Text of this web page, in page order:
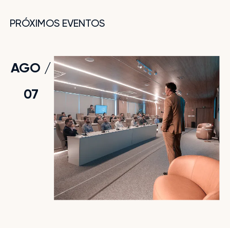
PRÓXIMOS EVENTOS
AGO /
07
JUN /
14
PRIMEIRA EDIÇÃO DE 2025 DO CURSO DE